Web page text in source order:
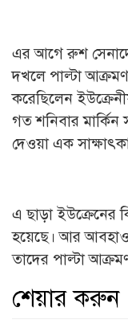
এর আগে রুশ
দখলে পাল্টা আক্রমণ
করেছিলেন
গত শনিবার মার্কিন
দেওয়া এক
এ ছাড়া ইউক্রেনের
হয়েছে। আর
তাদের পাল্টা
শেয়ার করুন